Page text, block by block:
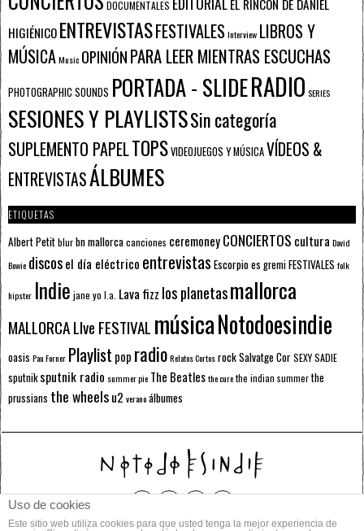
DOCUMENTALES
EL RINCÓN DE DANIEL
HIGIÉNICOENTREVISTASFESTIVALESInterview LIBROS Y
MÚSICAMusic OPINIÓNPARA LEER MIENTRAS ESCUCHAS
PHOTOGRAPHIC SOUNDS PORTADA - SLIDERADIO SERIES
SESIONES Y PLAYLISTSSin categoría
SUPLEMENTO PAPELTOPSVIDEOJUEGOS Y MÚSICAVÍDEOS &
ENTREVISTASÁLBUMES
ETIQUETAS
Albert Petitblurbn mallorcacanciones ceremoneyCONCIERTOS cultura David
Bowie discosel día eléctrico entrevistas Escorpioes gremiFESTIVALES folk
hipster Indie jane yo l.a. Lava fizz los planetasmallorca
MALLORCA LIve FESTIVAL músicaNotodoesindie
oasis Pau Forner Playlist pop radioRelatos CortosrockSalvatge CorSEXY SADIE
sputnik sputnik radio summer pie The Beatlesthe curethe indian summerthe
prussians the wheelsu2 veranoálbumes
Uso de cookies
Este sitio web utiliza cookies para que usted tenga la mejor experiencia de